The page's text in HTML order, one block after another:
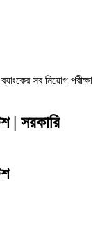
সব নিয়োগ পরীক্ষা
| সরকারি